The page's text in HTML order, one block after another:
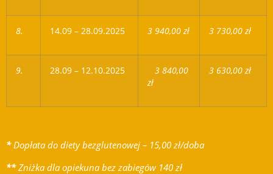
8. 14.09 – 28.09.2025 3 940,00 zł 3 730,00 zł
9. 28.09 – 12.10.2025
3 840,00
zł
3 630,00 zł
*Dopłata do diety bezglutenowej – 15,00 zł/doba
**Zniżka dla opiekuna bez zabiegów 140 zł